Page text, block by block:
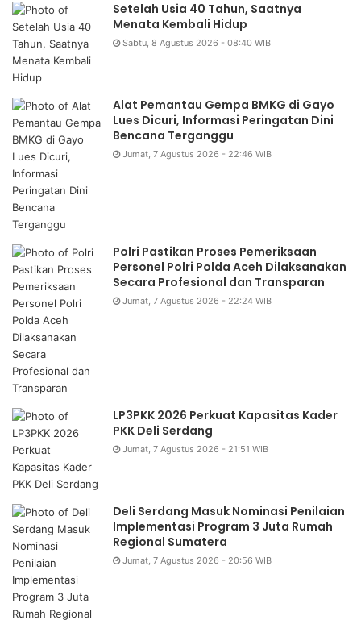
Setelah Usia 40 Tahun, Saatnya
Menata Kembali Hidup
Sabtu, 8 Agustus 2026 - 08:40 WIB
Alat Pemantau Gempa BMKG di Gayo
Lues Dicuri, Informasi Peringatan Dini
Bencana Terganggu
Jumat, 7 Agustus 2026 - 22:46 WIB
Polri Pastikan Proses Pemeriksaan
Personel Polri Polda Aceh Dilaksanakan
Secara Profesional dan Transparan
Jumat, 7 Agustus 2026 - 22:24 WIB
LP3PKK 2026 Perkuat Kapasitas Kader
PKK Deli Serdang
Jumat, 7 Agustus 2026 - 21:51 WIB
Deli Serdang Masuk Nominasi Penilaian
Implementasi Program 3 Juta Rumah
Regional Sumatera
Jumat, 7 Agustus 2026 - 20:56 WIB